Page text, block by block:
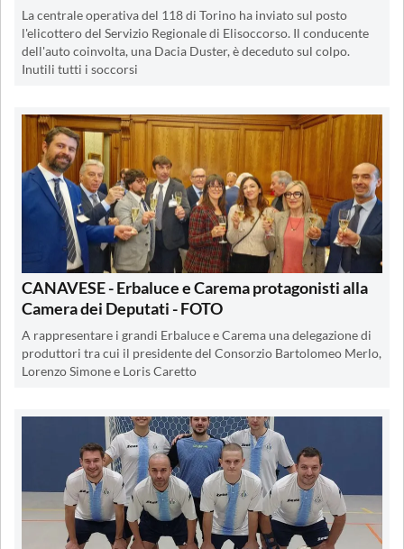
La centrale operativa del 118 di Torino ha inviato sul posto
l'elicottero del Servizio Regionale di Elisoccorso. Il conducente
dell'auto coinvolta, una Dacia Duster, è deceduto sul colpo.
Inutili tutti i soccorsi
CANAVESE - Erbaluce e Carema protagonisti alla
Camera dei Deputati - FOTO
A rappresentare i grandi Erbaluce e Carema una delegazione di
produttori tra cui il presidente del Consorzio Bartolomeo Merlo,
Lorenzo Simone e Loris Caretto